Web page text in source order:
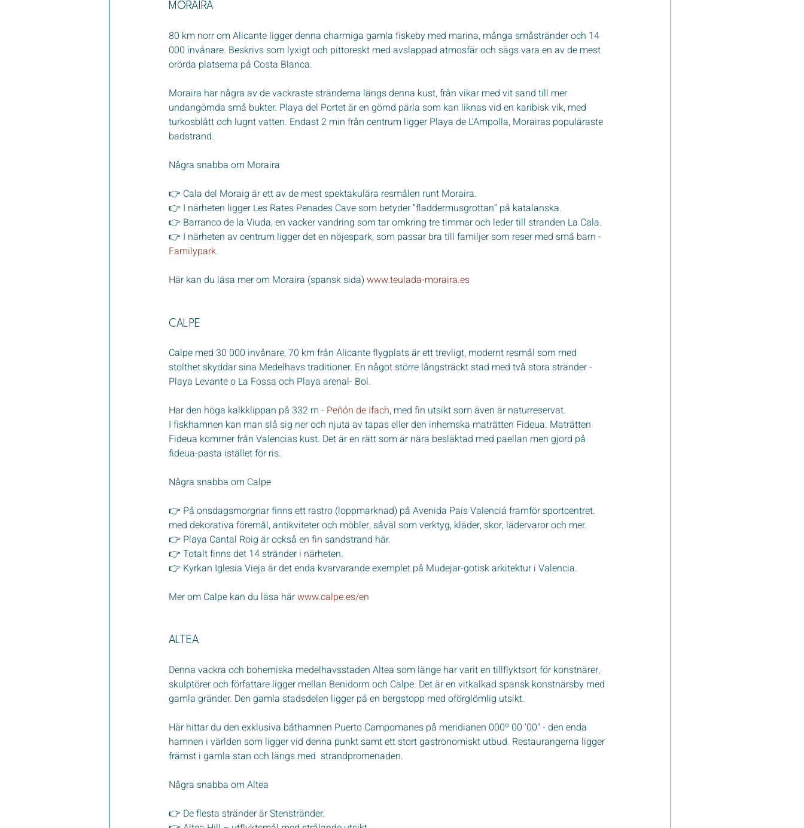
MORAIRA
80 km norr om Alicante ligger denna charmiga gamla fiskeby med marina, många småstränder och 14
000 invånare. Beskrivs som lyxigt och pittoreskt med avslappad atmosfär och sägs vara en av de mest
orörda platserna på Costa Blanca.
Moraira har några av de vackraste stränderna längs denna kust, från vikar med vit sand till mer
undangömda små bukter. Playa del Portet är en gömd pärla som kan liknas vid en karibisk vik, med
turkosblått och lugnt vatten. Endast 2 min från centrum ligger Playa de L'Ampolla, Morairas populäraste
badstrand.
Några snabba om Moraira
👉 Cala del Moraig är ett av de mest spektakulära resmålen runt Moraira.
👉 I närheten ligger Les Rates Penades Cave som betyder ”fladdermusgrottan” på katalanska.
👉 Barranco de la Viuda, en vacker vandring som tar omkring tre timmar och leder till stranden La Cala.
👉 I närheten av centrum ligger det en nöjespark, som passar bra till familjer som reser med små barn -
Familypark.
Här kan du läsa mer om Moraira (spansk sida) www.teulada-moraira.es
CALPE
Calpe med 30 000 invånare, 70 km från Alicante flygplats är ett trevligt, modernt resmål som med
stolthet skyddar sina Medelhavs traditioner. En något större långsträckt stad med två stora stränder -
Playa Levante o La Fossa och Playa arenal- Bol.
Har den höga kalkklippan på 332 m - Peñón de Ifach, med fin utsikt som även är naturreservat.
I fiskhamnen kan man slå sig ner och njuta av tapas eller den inhemska maträtten Fideua. Maträtten
Fideua kommer från Valencias kust. Det är en rätt som är nära besläktad med paellan men gjord på
fideua-pasta istället för ris.
Några snabba om Calpe
👉 På onsdagsmorgnar finns ett rastro (loppmarknad) på Avenida País Valenciá framför sportcentret.
med dekorativa föremål, antikviteter och möbler, såväl som verktyg, kläder, skor, lädervaror och mer.
👉 Playa Cantal Roig är också en fin sandstrand här.
👉 Totalt finns det 14 stränder i närheten.
👉 Kyrkan Iglesia Vieja är det enda kvarvarande exemplet på Mudejar-gotisk arkitektur i Valencia.
Mer om Calpe kan du läsa här www.calpe.es/en
ALTEA
Denna vackra och bohemiska medelhavsstaden Altea som länge har varit en tillflyktsort för konstnärer,
skulptörer och författare ligger mellan Benidorm och Calpe. Det är en vitkalkad spansk konstnärsby med
gamla gränder. Den gamla stadsdelen ligger på en bergstopp med oförglömlig utsikt.
Här hittar du den exklusiva båthamnen Puerto Campomanes på meridianen 000º 00 '00'' - den enda
hamnen i världen som ligger vid denna punkt samt ett stort gastronomiskt utbud. Restaurangerna ligger
främst i gamla stan och längs med  strandpromenaden.
Några snabba om Altea
👉 De flesta stränder är Stenstränder.